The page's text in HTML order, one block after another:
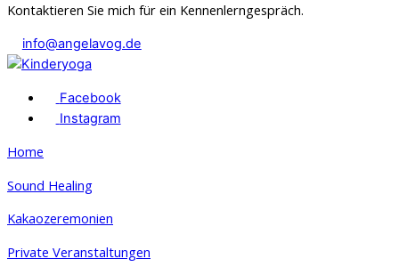
Kontaktieren Sie mich für ein Kennenlerngespräch.
info@angelavog.de
Facebook
Instagram
Home
Sound Healing
Kakaozeremonien
Private Veranstaltungen